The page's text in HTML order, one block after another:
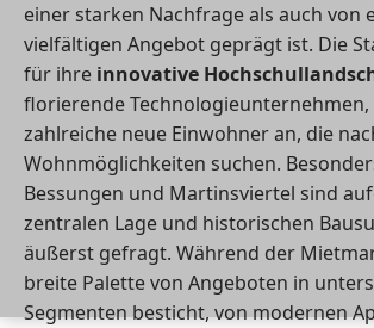
einer starken Nachfrage als auch von
vielfältigen Angebot geprägt ist. Die
für ihre innovative
florierende Technologieunternehmen,
zahlreiche neue Einwohner an, die
Wohnmöglichkeiten suchen.
Bessungen und Martinsviertel sind
zentralen Lage und historischen
äußerst gefragt. Während der
breite Palette von Angeboten in
Segmenten besticht, von modernen